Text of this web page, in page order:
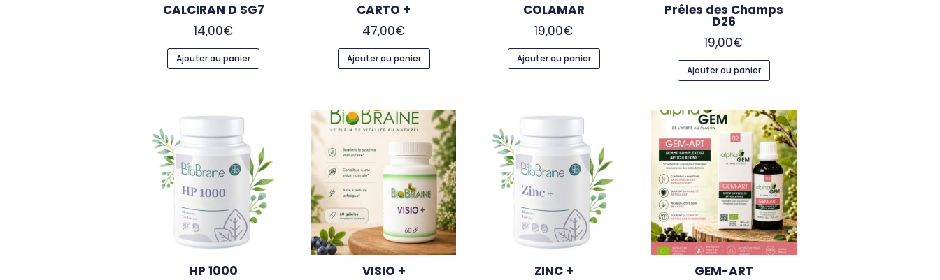
CALCIRAN D SG7
14,00€
Ajouter au panier
CARTO +
47,00€
Ajouter au panier
COLAMAR
19,00€
Ajouter au panier
Prêles des Champs
D26
19,00€
Ajouter au panier
HP 1000
VISIO +
ZINC +
GEM-ART